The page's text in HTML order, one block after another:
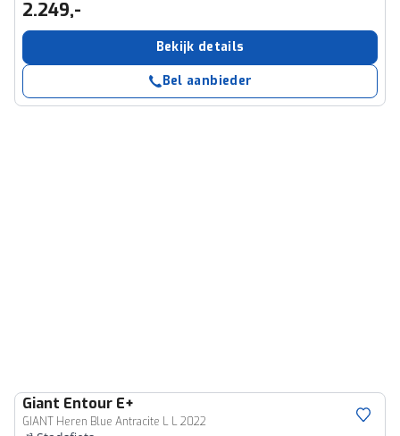
2.249,-
Bekijk details
Bel aanbieder
Giant Entour E+
GIANT Heren Blue Antracite L L 2022